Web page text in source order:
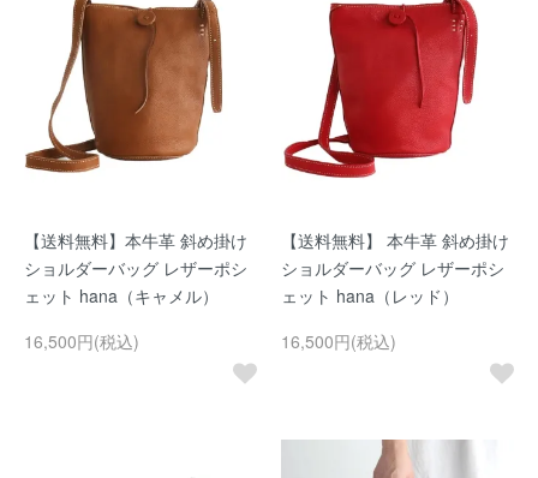
【送料無料】本牛革 斜め掛け
ショルダーバッグ レザーポシ
ェット hana（キャメル）
16,500円(税込)
【送料無料】 本牛革 斜め掛け
ショルダーバッグ レザーポシ
ェット hana（レッド）
16,500円(税込)